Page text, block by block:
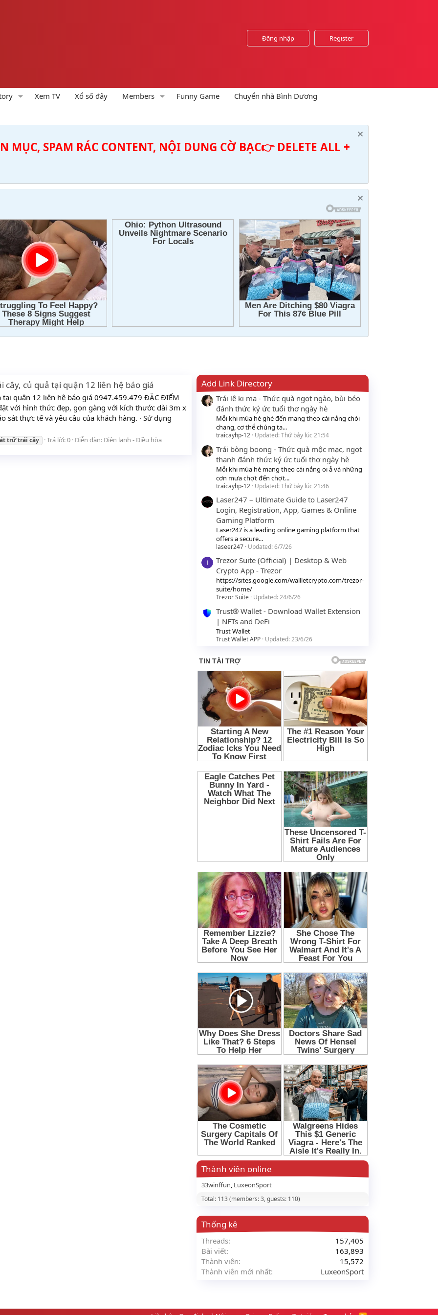
Đăng nhập Register
Xem TV Xổ số đây Members Funny Game Chuyển nhà Bình Dương
MỤC, SPAM RÁC CONTENT, NỘI DUNG CỜ BẠC👉 DELETE ALL +
cây, củ quả tại quận 12 liên hệ báo giá
quận 12 liên hệ báo giá 0947.459.479 ĐẶC ĐIỂM
với hình thức đẹp, gọn gàng với kích thước dài 3m x
sát thực tế và yêu cầu của khách hàng. · Sử dụng
trữtrái cây Trả lời: 0 Diễn đàn:Điện lạnh - Điều hòa
Add Link Directory
Trái lê ki ma - Thức quà ngọt ngào, bùi béo
đánh thức ký ức tuổi thơ ngày hè
Mỗi khi mùa hè ghé đến mang theo cái nắng chói
chang, cơ thể chúng ta...
traicayhp-12 Updated:Thứ bảy lúc 21:54
Trái bòng boong - Thức quà mộc mạc, ngọt
thanh đánh thức ký ức tuổi thơ ngày hè
Mỗi khi mùa hè mang theo cái nắng oi ả và những
cơn mưa chợt đến chợt...
traicayhp-12 Updated:Thứ bảy lúc 21:46
Laser247 – Ultimate Guide to Laser247
Login, Registration, App, Games & Online
Gaming Platform
Laser247 is a leading online gaming platform that
offers a secure...
laseer247 Updated:6/7/26
Trezor Suite (Official) | Desktop & Web
Crypto App - Trezor
https://sites.google.com/wallletcrypto.com/trezor-
suite/home/
Trezor Suite Updated:24/6/26
Trust® Wallet - Download Wallet Extension
| NFTs and DeFi
Trust Wallet
Trust Wallet APP Updated:23/6/26
Thành viên online
33winffun LuxeonSport
Total: 113 (members: 3, guests: 110)
Thống kê
Threads
157,405
Bài viết
163,893
Thành viên
15,572
Thành viên mới nhất
LuxeonSport